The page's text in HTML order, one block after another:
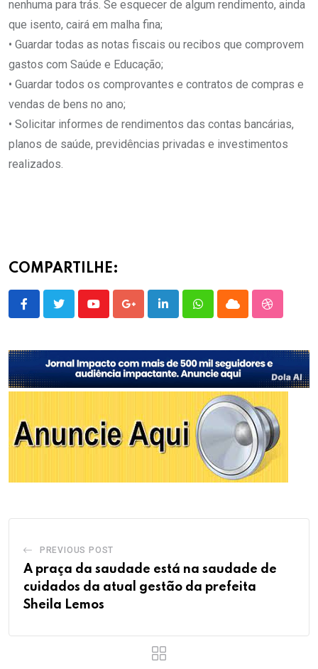
nenhuma para trás. Se esquecer de algum rendimento, ainda
que isento, cairá em malha fina;
• Guardar todas as notas fiscais ou recibos que comprovem
gastos com Saúde e Educação;
• Guardar todos os comprovantes e contratos de compras e
vendas de bens no ano;
• Solicitar informes de rendimentos das contas bancárias,
planos de saúde, previdências privadas e investimentos
realizados.
COMPARTILHE:
YoutubeGoogle+LinkedInWhatsappCloud
PREVIOUS POST
A praça da saudade está na saudade de
cuidados da atual gestão da prefeita
Sheila Lemos